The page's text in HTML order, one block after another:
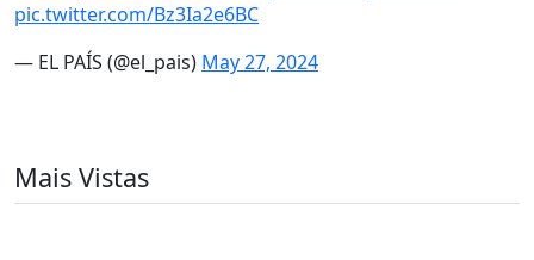
pic.twitter.com/Bz3Ia2e6BC
— EL PAÍS (@el_pais) May 27, 2024
Mais Vistas